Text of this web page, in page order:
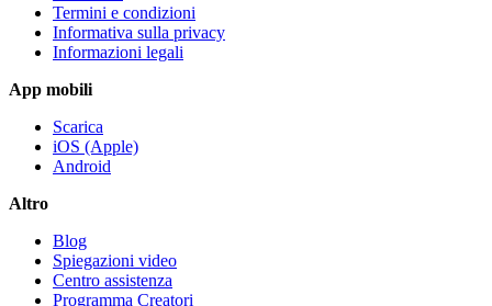
Termini e condizioni
Informativa sulla privacy
Informazioni legali
App mobili
Scarica
iOS (Apple)
Android
Altro
Blog
Spiegazioni video
Centro assistenza
Programma Creatori